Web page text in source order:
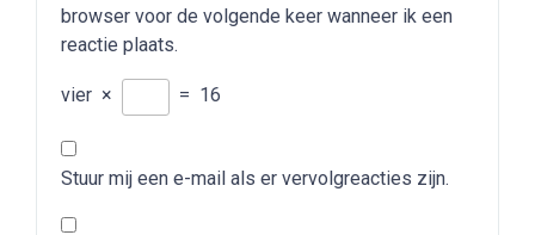
browser voor de volgende keer wanneer ik een
reactie plaats.
vier × = 16
Stuur mij een e-mail als er vervolgreacties zijn.